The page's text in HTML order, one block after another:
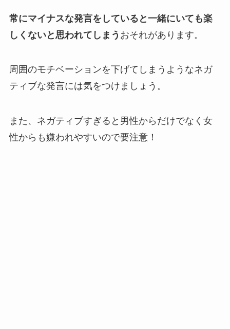
常にマイナスな発言をしていると一緒にいても楽
しくないと思われてしまう おそれがあります。
周囲のモチベーションを下げてしまうようなネガ
ティブな発言には気をつけましょう。
また、ネガティブすぎると男性からだけでなく女
性からも嫌われやすいので要注意！